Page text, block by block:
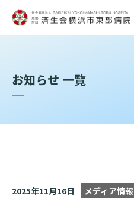
お知らせ 一覧
2025年11月16日 メディア情報